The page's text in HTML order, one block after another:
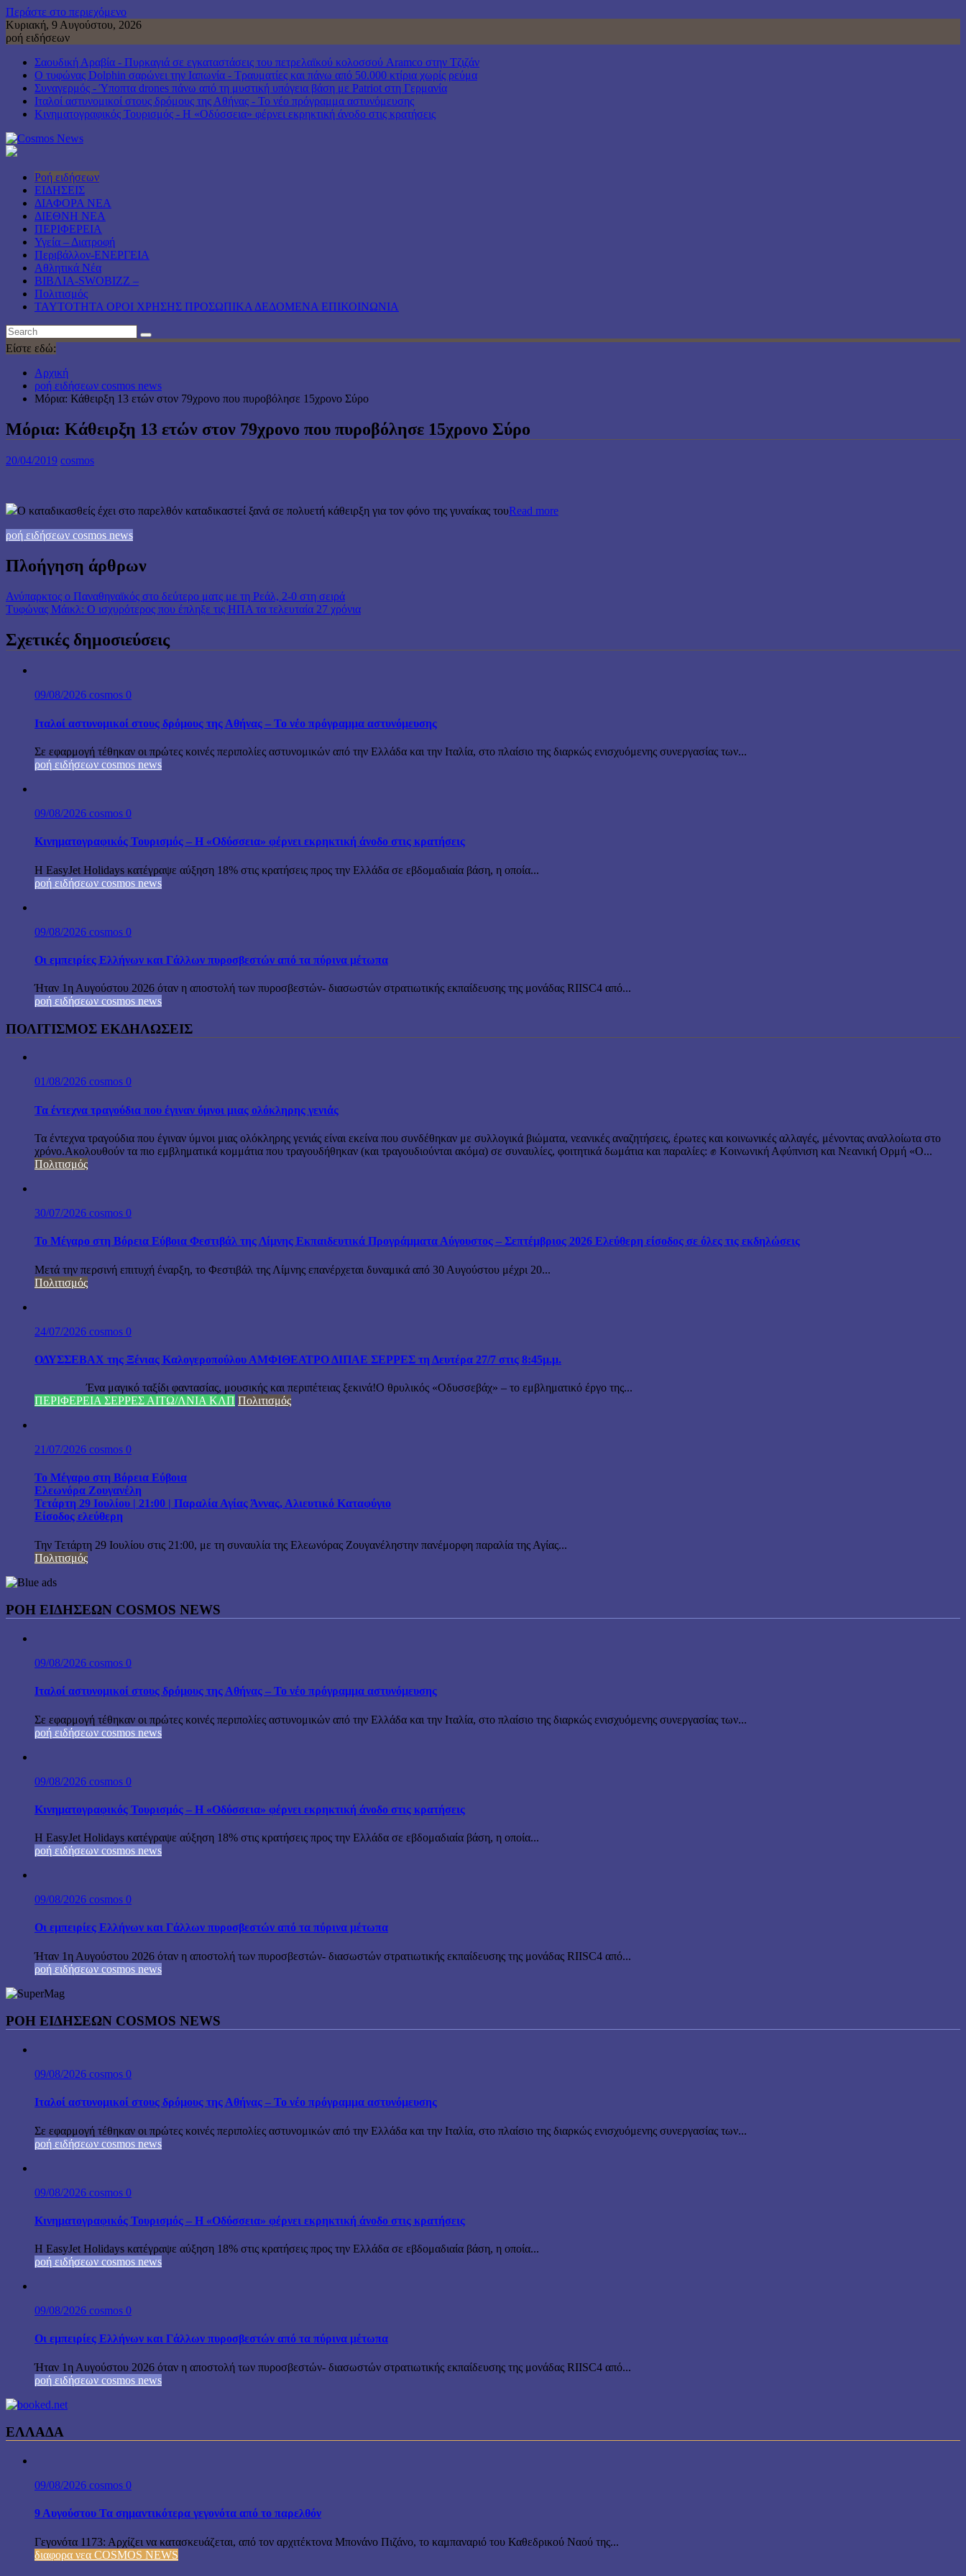
Περάστε στο περιεχόμενο
Κυριακή, 9 Αυγούστου, 2026
ροή ειδήσεων
Σαουδική Αραβία - Πυρκαγιά σε εγκαταστάσεις του πετρελαϊκού κολοσσού Aramco στην Τζιζάν
Ο τυφώνας Dolphin σαρώνει την Ιαπωνία - Τραυματίες και πάνω από 50.000 κτίρια χωρίς ρεύμα
Συναγερμός - Ύποπτα drones πάνω από τη μυστική υπόγεια βάση με Patriot στη Γερμανία
Ιταλοί αστυνομικοί στους δρόμους της Αθήνας - Το νέο πρόγραμμα αστυνόμευσης
Κινηματογραφικός Τουρισμός - Η «Οδύσσεια» φέρνει εκρηκτική άνοδο στις κρατήσεις
Ροή ειδήσεων
ΕΙΔΗΣΕΙΣ
ΔΙΑΦΟΡΑ ΝΕΑ
ΔΙΕΘΝΗ ΝΕΑ
ΠΕΡΙΦΕΡΕΙΑ
Υγεία – Διατροφή
Περιβάλλον-ΕΝΕΡΓΕΙΑ
Αθλητικά Νέα
ΒΙΒΛΙΑ-SWOBIZZ –
Πολιτισμός
TAYTOTHTA ΟΡΟΙ ΧΡΗΣΗΣ ΠΡΟΣΩΠΙΚΑ ΔΕΔΟΜΕΝΑ ΕΠΙΚΟΙΝΩΝΙΑ
Είστε εδώ:
Αρχική
ροή ειδήσεων cosmos news
Μόρια: Κάθειρξη 13 ετών στον 79χρονο που πυροβόλησε 15χρονο Σύρο
Μόρια: Κάθειρξη 13 ετών στον 79χρονο που πυροβόλησε 15χρονο Σύρο
20/04/2019 cosmos
Ο καταδικασθείς έχει στο παρελθόν καταδικαστεί ξανά σε πολυετή κάθειρξη για τον φόνο της γυναίκας τουRead more
ροή ειδήσεων cosmos news
Πλοήγηση άρθρων
Ανύπαρκτος ο Παναθηναϊκός στο δεύτερο ματς με τη Ρεάλ, 2-0 στη σειρά
Τυφώνας Μάικλ: Ο ισχυρότερος που έπληξε τις ΗΠΑ τα τελευταία 27 χρόνια
Σχετικές δημοσιεύσεις
09/08/2026 cosmos 0
Ιταλοί αστυνομικοί στους δρόμους της Αθήνας – Το νέο πρόγραμμα αστυνόμευσης
Σε εφαρμογή τέθηκαν οι πρώτες κοινές περιπολίες αστυνομικών από την Ελλάδα και την Ιταλία, στο πλαίσιο της διαρκώς ενισχυόμενης συνεργασίας των...
ροή ειδήσεων cosmos news
09/08/2026 cosmos 0
Κινηματογραφικός Τουρισμός – Η «Οδύσσεια» φέρνει εκρηκτική άνοδο στις κρατήσεις
Η EasyJet Holidays κατέγραψε αύξηση 18% στις κρατήσεις προς την Ελλάδα σε εβδομαδιαία βάση, η οποία...
ροή ειδήσεων cosmos news
09/08/2026 cosmos 0
Οι εμπειρίες Ελλήνων και Γάλλων πυροσβεστών από τα πύρινα μέτωπα
Ήταν 1η Αυγούστου 2026 όταν η αποστολή των πυροσβεστών- διασωστών στρατιωτικής εκπαίδευσης της μονάδας RIISC4 από...
ροή ειδήσεων cosmos news
ΠΟΛΙΤΙΣΜΟΣ ΕΚΔΗΛΩΣΕΙΣ
01/08/2026 cosmos 0
Τα έντεχνα τραγούδια που έγιναν ύμνοι μιας ολόκληρης γενιάς
Τα έντεχνα τραγούδια που έγιναν ύμνοι μιας ολόκληρης γενιάς είναι εκείνα που συνδέθηκαν με συλλογικά βιώματα, νεανικές αναζητήσεις, έρωτες και κοινωνικές αλλαγές, μένοντας αναλλοίωτα στο
χρόνο.Ακολουθούν τα πιο εμβληματικά κομμάτια που τραγουδήθηκαν (και τραγουδιούνται ακόμα) σε συναυλίες, φοιτητικά δωμάτια και παραλίες: ✊ Κοινωνική Αφύπνιση και Νεανική Ορμή «Ο...
Πολιτισμός
30/07/2026 cosmos 0
Το Μέγαρο στη Βόρεια Εύβοια Φεστιβάλ της Λίμνης Εκπαιδευτικά Προγράμματα Αύγουστος – Σεπτέμβριος 2026 Ελεύθερη είσοδος σε όλες τις εκδηλώσεις
Μετά την περσινή επιτυχή έναρξη, το Φεστιβάλ της Λίμνης επανέρχεται δυναμικά από 30 Αυγούστου μέχρι 20...
Πολιτισμός
24/07/2026 cosmos 0
ΟΔΥΣΣΕΒΑΧ της Ξένιας Καλογεροπούλου ΑΜΦΙΘΕΑΤΡΟ ΔΙΠΑΕ ΣΕΡΡΕΣ τη Δευτέρα 27/7 στις 8:45μ.μ.
Ένα μαγικό ταξίδι φαντασίας, μουσικής και περιπέτειας ξεκινά!Ο θρυλικός «Οδυσσεβάχ» – το εμβληματικό έργο της...
ΠΕΡΙΦΕΡΕΙΑ ΣΕΡΡΕΣ ΑΙΤΩ/ΛΝΙΑ ΚΛΠ Πολιτισμός
21/07/2026 cosmos 0
Το Μέγαρο στη Βόρεια Εύβοια
Ελεωνόρα Ζουγανέλη
Τετάρτη 29 Ιουλίου | 21:00 | Παραλία Αγίας Άννας, Αλιευτικό Καταφύγιο
Είσοδος ελεύθερη
Την Τετάρτη 29 Ιουλίου στις 21:00, με τη συναυλία της Ελεωνόρας Ζουγανέληστην πανέμορφη παραλία της Αγίας...
Πολιτισμός
ΡΟΗ ΕΙΔΗΣΕΩΝ COSMOS NEWS
09/08/2026 cosmos 0
Ιταλοί αστυνομικοί στους δρόμους της Αθήνας – Το νέο πρόγραμμα αστυνόμευσης
Σε εφαρμογή τέθηκαν οι πρώτες κοινές περιπολίες αστυνομικών από την Ελλάδα και την Ιταλία, στο πλαίσιο της διαρκώς ενισχυόμενης συνεργασίας των...
ροή ειδήσεων cosmos news
09/08/2026 cosmos 0
Κινηματογραφικός Τουρισμός – Η «Οδύσσεια» φέρνει εκρηκτική άνοδο στις κρατήσεις
Η EasyJet Holidays κατέγραψε αύξηση 18% στις κρατήσεις προς την Ελλάδα σε εβδομαδιαία βάση, η οποία...
ροή ειδήσεων cosmos news
09/08/2026 cosmos 0
Οι εμπειρίες Ελλήνων και Γάλλων πυροσβεστών από τα πύρινα μέτωπα
Ήταν 1η Αυγούστου 2026 όταν η αποστολή των πυροσβεστών- διασωστών στρατιωτικής εκπαίδευσης της μονάδας RIISC4 από...
ροή ειδήσεων cosmos news
ΡΟΉ ΕΙΔΉΣΕΩΝ COSMOS NEWS
09/08/2026 cosmos 0
Ιταλοί αστυνομικοί στους δρόμους της Αθήνας – Το νέο πρόγραμμα αστυνόμευσης
Σε εφαρμογή τέθηκαν οι πρώτες κοινές περιπολίες αστυνομικών από την Ελλάδα και την Ιταλία, στο πλαίσιο της διαρκώς ενισχυόμενης συνεργασίας των...
ροή ειδήσεων cosmos news
09/08/2026 cosmos 0
Κινηματογραφικός Τουρισμός – Η «Οδύσσεια» φέρνει εκρηκτική άνοδο στις κρατήσεις
Η EasyJet Holidays κατέγραψε αύξηση 18% στις κρατήσεις προς την Ελλάδα σε εβδομαδιαία βάση, η οποία...
ροή ειδήσεων cosmos news
09/08/2026 cosmos 0
Οι εμπειρίες Ελλήνων και Γάλλων πυροσβεστών από τα πύρινα μέτωπα
Ήταν 1η Αυγούστου 2026 όταν η αποστολή των πυροσβεστών- διασωστών στρατιωτικής εκπαίδευσης της μονάδας RIISC4 από...
ροή ειδήσεων cosmos news
ΕΛΛΑΔΑ
09/08/2026 cosmos 0
9 Αυγούστου Τα σημαντικότερα γεγονότα από το παρελθόν
Γεγονότα 1173: Αρχίζει να κατασκευάζεται, από τον αρχιτέκτονα Μπονάνο Πιζάνο, το καμπαναριό του Καθεδρικού Ναού της...
διαφορα νεα COSMOS NEWS